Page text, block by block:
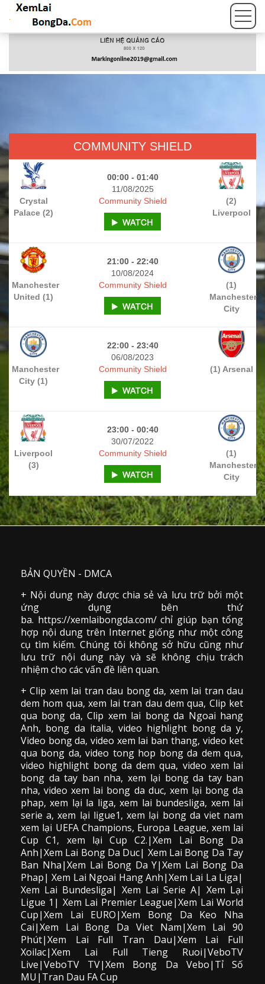
COMMUNITY SHIELD
00:00 - 01:40
11/08/2025
Crystal
Palace (2)
(2)
Liverpool
Community Shield
21:00 - 22:40
10/08/2024
Manchester
United (1)
(1)
Manchester
City
Community Shield
22:00 - 23:40
06/08/2023
Manchester
City (1)
(1) Arsenal
Community Shield
23:00 - 00:40
30/07/2022
Liverpool
(3)
(1)
Manchester
City
Community Shield
BẢN QUYỀN - DMCA
+ Nội dung này được chia sẻ và lưu trữ bởi một
ứng dụng bên thứ
ba. https://xemlaibongda.com/ chỉ giúp bạn tổng
hợp nội dung trên Internet giống như một công
cụ tìm kiếm. Chúng tôi không sở hữu cũng như
lưu trữ nội dung này và sẽ không chịu trách
nhiệm cho các vấn đề liên quan.
+ Clip xem lai tran dau bong da, xem lai tran dau
dem hom qua, xem lai tran dau dem qua, Clip ket
qua bong da, Clip xem lai bong da Ngoai hang
Anh, bong da italia, video highlight bong da y,
Video bong da,video xem lai ban thang, video ket
qua bong da, video tong hop bong da dem qua,
video highlight bong da dem qua, video xem lai
bong da tay ban nha, xem lại bong da tay ban
nha,video xem lai bong da duc, xem lại bong da
phap, xem lại la liga, xem lai bundesliga, xem lai
serie a, xem lại ligue1, xem lại bong da viet nam
xem lại UEFA Champions, Europa League, xem lai
Cup C1, xem lại Cup C2.|Xem Lai Bong Da
Anh|Xem Lai Bong Da Duc| Xem Lai Bong Da Tay
Ban Nha|Xem Lai Bong Da Y|Xem Lai Bong Da
Phap| Xem Lai Ngoai Hang Anh|Xem Lai La Liga|
Xem Lai Bundesliga| Xem Lai Serie A| Xem Lại
Ligue 1| Xem Lai Premier League|Xem Lai World
Cup|Xem Lai EURO|Xem Bong Da Keo Nha
Cai|Xem Lai Bong Da Viet Nam|Xem Lai 90
Phút|Xem Lai Full Tran Dau|Xem Lai Full
Xoilac|Xem Lai Full Tieng Ruoi|VeboTV
Live|VeboTV TV|Xem Bong Da Vebo|Tỉ Số
MU|Tran Dau FA Cup